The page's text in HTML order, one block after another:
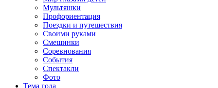
Мультяшки
Профориентация
Поездки и путешествия
Своими руками
Смешинки
Соревнования
События
Спектакли
Фото
Тема года